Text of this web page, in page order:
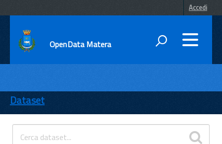
Accedi
OpenData Matera
ENTI
TEMI
INFORMAZIONI
Dataset